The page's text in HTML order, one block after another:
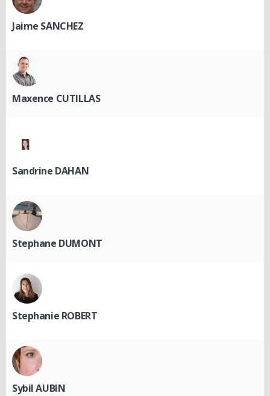
Jaime SANCHEZ
Maxence CUTILLAS
Sandrine DAHAN
Stephane DUMONT
Stephanie ROBERT
Sybil AUBIN